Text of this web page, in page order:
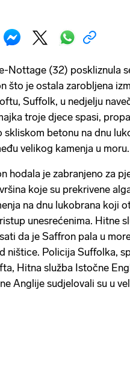
Nottage (32) poskliznula
što je ostala zarobljena
Suffolk, u nedjelju
troje djece spasi,
betonu na dnu
velikog kamenja u moru.
hodala je zabranjeno za
koje su prekrivene
na dnu lukobrana koji
unesrećenima. Hitne
da je Saffron pala u
ništice. Policija Suffolka,
Hitna služba Istočne
Anglije sudjelovali su u